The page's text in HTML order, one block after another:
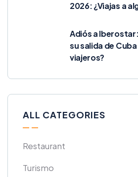
2026: ¿Viajas a
Adiós a
su salida de
viajeros?
ALL CATEGORIES
Restaurant
Turismo